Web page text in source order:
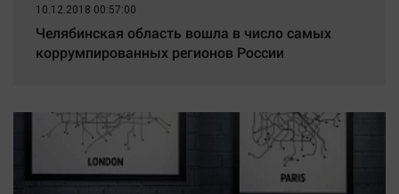
10.12.2018 00:57:00
Челябинская область вошла в число самых
коррумпированных регионов России